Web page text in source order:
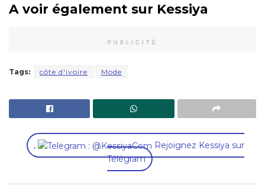
A voir également sur Kessiya
PUBLICITÉ
Tags: côte d'ivoire Mode
,
Rejoignez Kessiya sur
Télégram